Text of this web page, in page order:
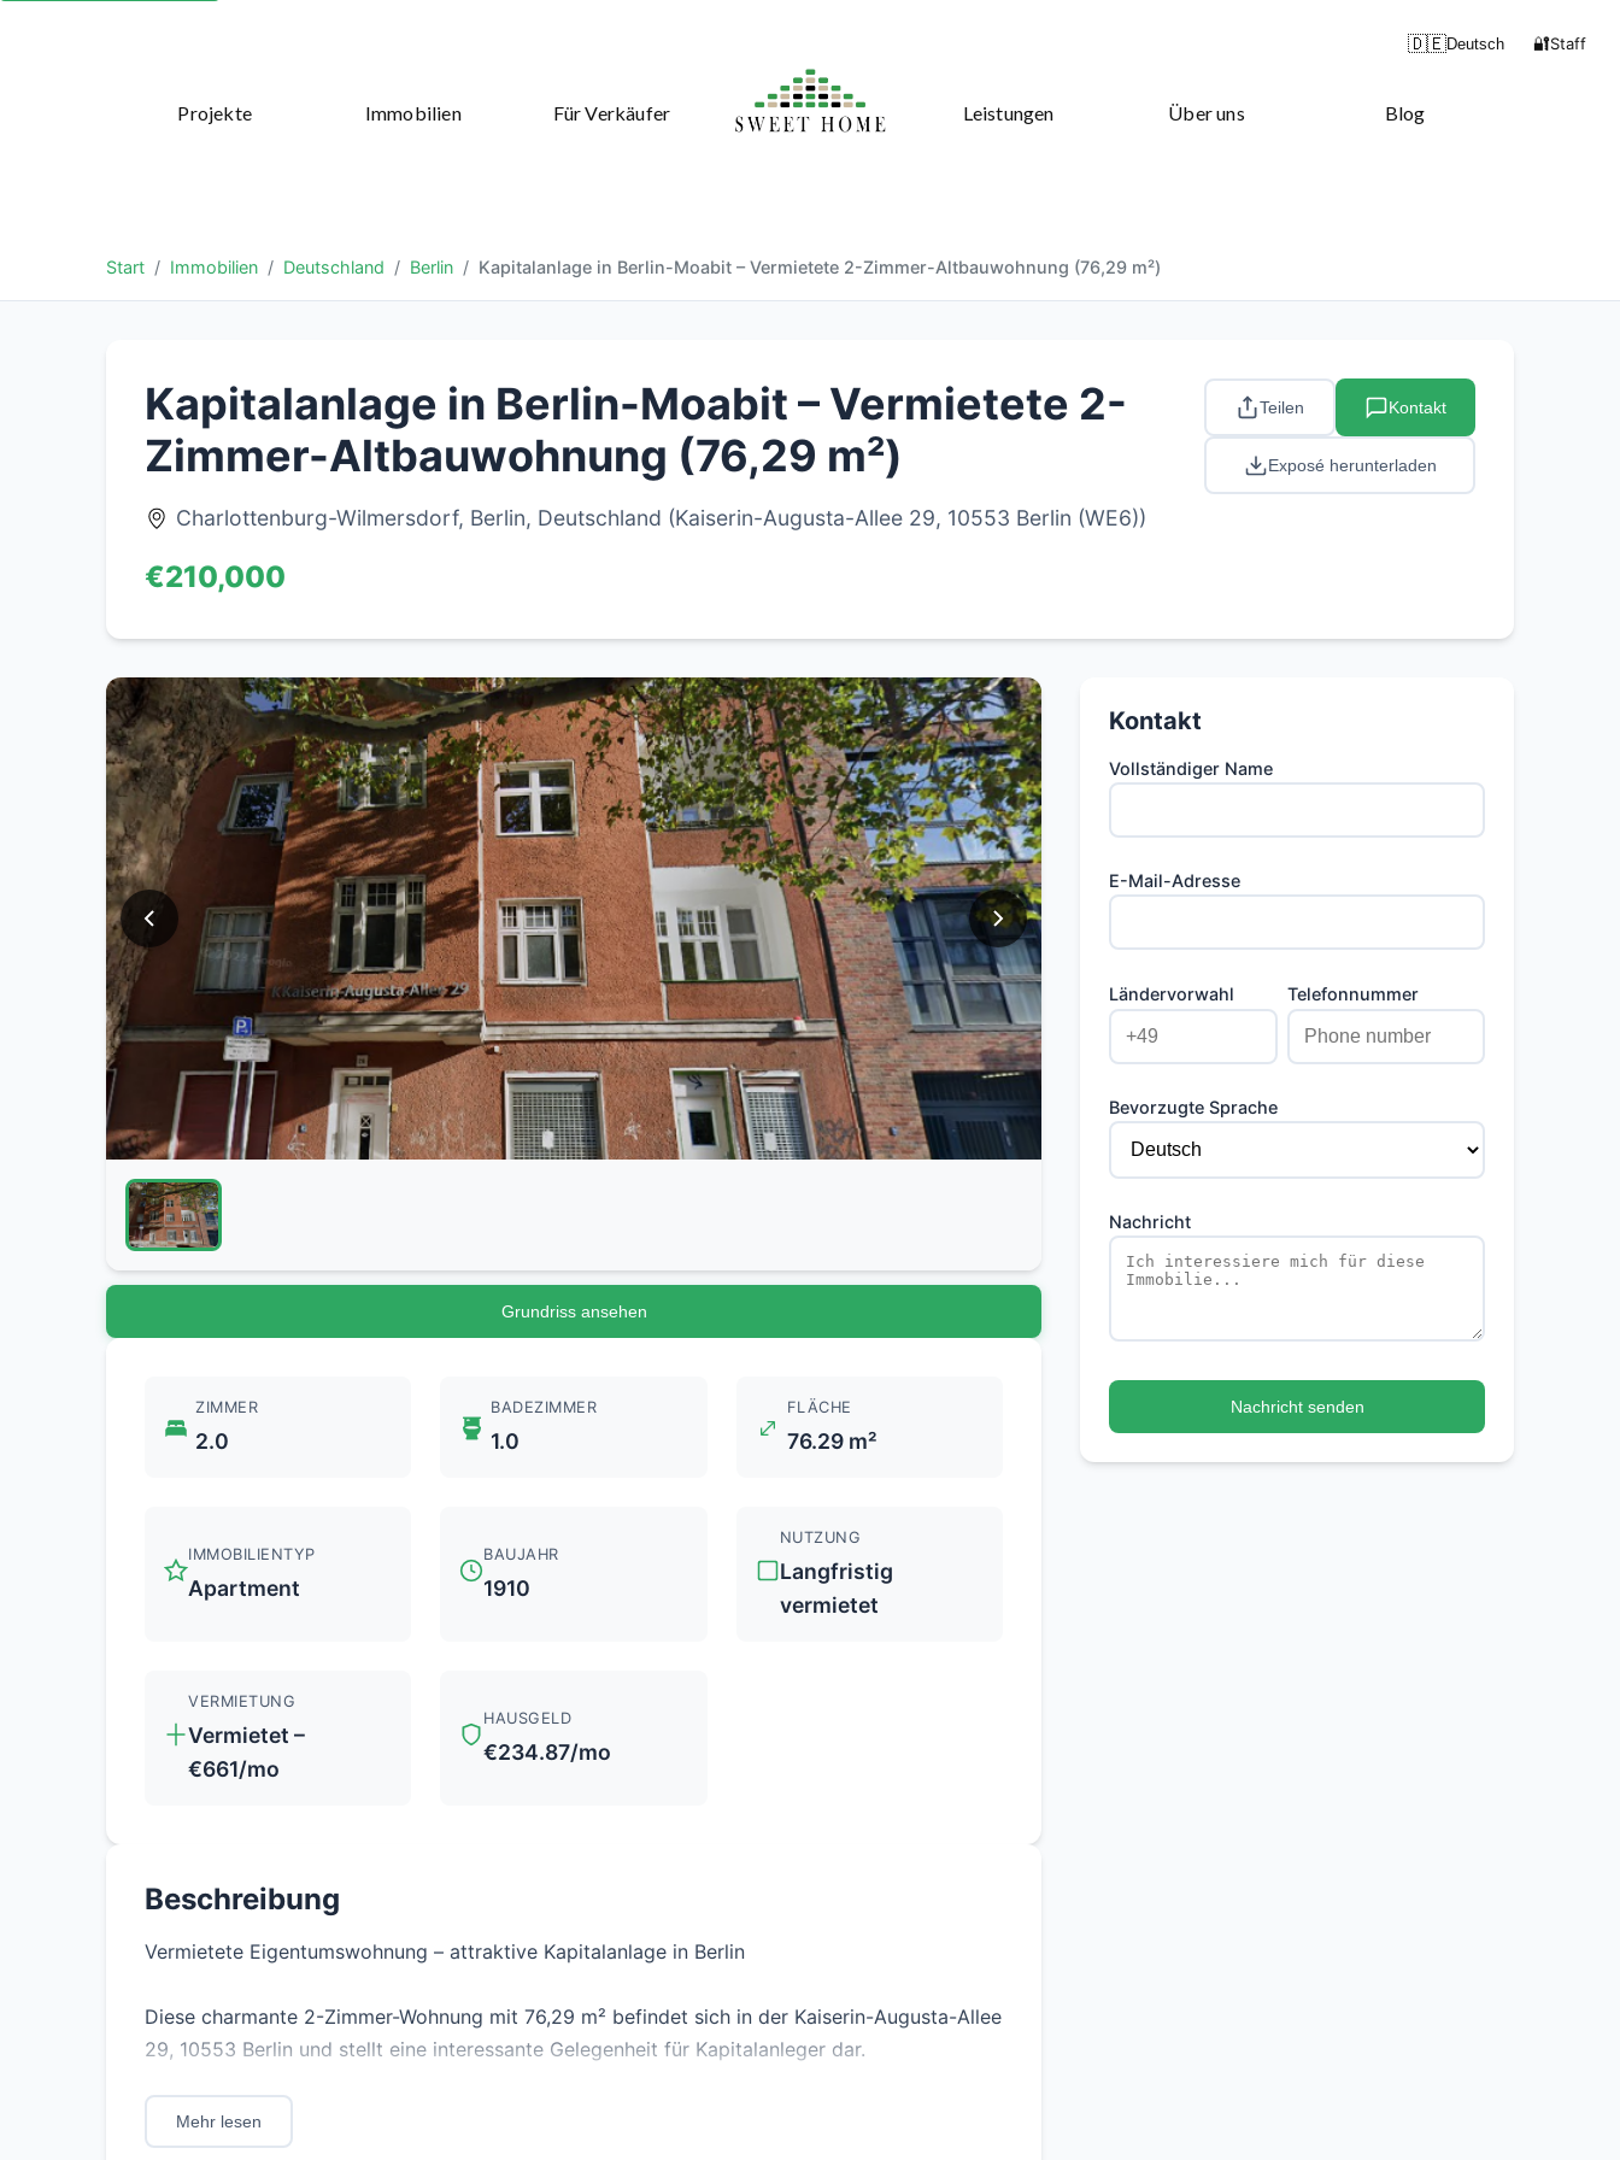
Projekte Immobilien Für Verkäufer Leistungen Über uns Blog
🇩🇪Deutsch 🔐Staff
Start Immobilien Deutschland Berlin Kapitalanlage in Berlin-Moabit – Vermietete 2-Zimmer-Altbauwohnung (76,29 m²)
Kapitalanlage in Berlin-Moabit – Vermietete 2-
Zimmer-Altbauwohnung (76,29 m²)
Charlottenburg-Wilmersdorf, Berlin, Deutschland (Kaiserin-Augusta-Allee 29, 10553 Berlin (WE6))
€210,000
Teilen Kontakt
Exposé herunterladen
Grundriss ansehen
ZIMMER
2.0
BADEZIMMER
1.0
FLÄCHE
76.29 m²
IMMOBILIENTYP
Apartment
BAUJAHR
1910
NUTZUNG
Langfristig
vermietet
VERMIETUNG
Vermietet –
€661/mo
HAUSGELD
€234.87/mo
Beschreibung
Vermietete Eigentumswohnung – attraktive Kapitalanlage in Berlin
Diese charmante 2-Zimmer-Wohnung mit 76,29 m² befindet sich in der Kaiserin-Augusta-Allee
29, 10553 Berlin und stellt eine interessante Gelegenheit für Kapitalanleger dar.
Die Wohnung ist vermietet und eignet sich daher ideal als langfristige Kapitalanlage mit
sofortigen Mieteinnahmen. Die aktuelle Nettokaltmiete beträgt 661 € pro Monat.
Mehr lesen
Kontakt
Vollständiger Name
E-Mail-Adresse
Ländervorwahl Telefonnummer
Bevorzugte Sprache
Nachricht
Nachricht senden